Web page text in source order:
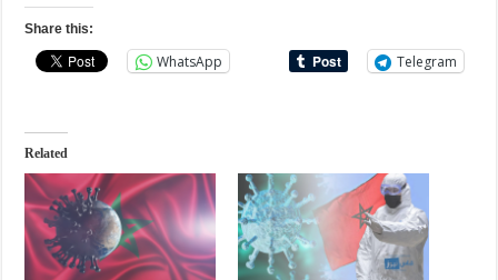
Share this:
WhatsApp Telegram
Related